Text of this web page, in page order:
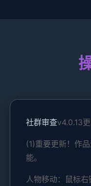
社群审查v4.0.13
(1)重要更新！作
能。
人物移动：鼠标右